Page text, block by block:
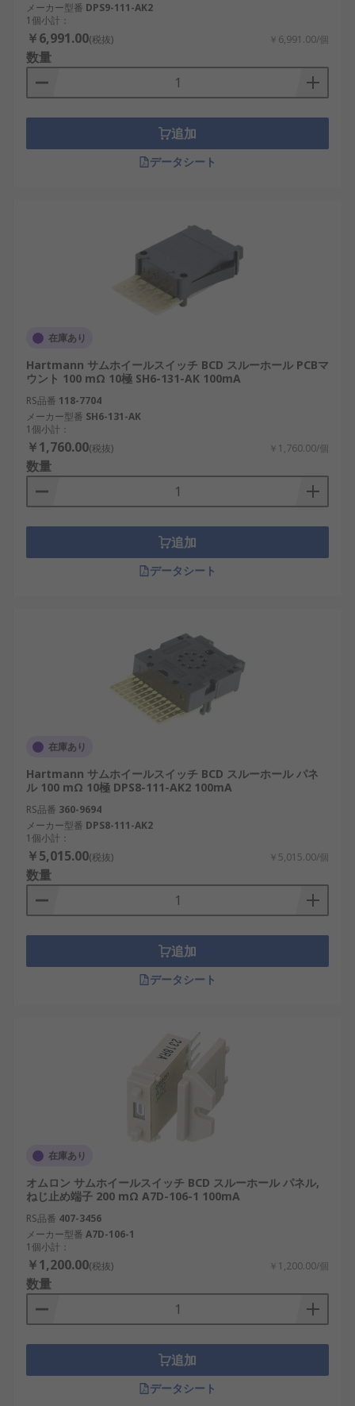
メーカー型番 DPS9-111-AK2
1個小計：
￥6,991.00(税抜) ￥6,991.00/個
数量
追加
データシート
在庫あり
Hartmann サムホイールスイッチ BCD スルーホール PCBマ
ウント 100 mΩ 10極 SH6-131-AK 100mA
RS品番 118-7704
メーカー型番 SH6-131-AK
1個小計：
￥1,760.00(税抜) ￥1,760.00/個
数量
追加
データシート
在庫あり
Hartmann サムホイールスイッチ BCD スルーホール パネ
ル 100 mΩ 10極 DPS8-111-AK2 100mA
RS品番 360-9694
メーカー型番 DPS8-111-AK2
1個小計：
￥5,015.00(税抜) ￥5,015.00/個
数量
追加
データシート
在庫あり
オムロン サムホイールスイッチ BCD スルーホール パネル,
ねじ止め端子 200 mΩ A7D-106-1 100mA
RS品番 407-3456
メーカー型番 A7D-106-1
1個小計：
￥1,200.00(税抜) ￥1,200.00/個
数量
追加
データシート